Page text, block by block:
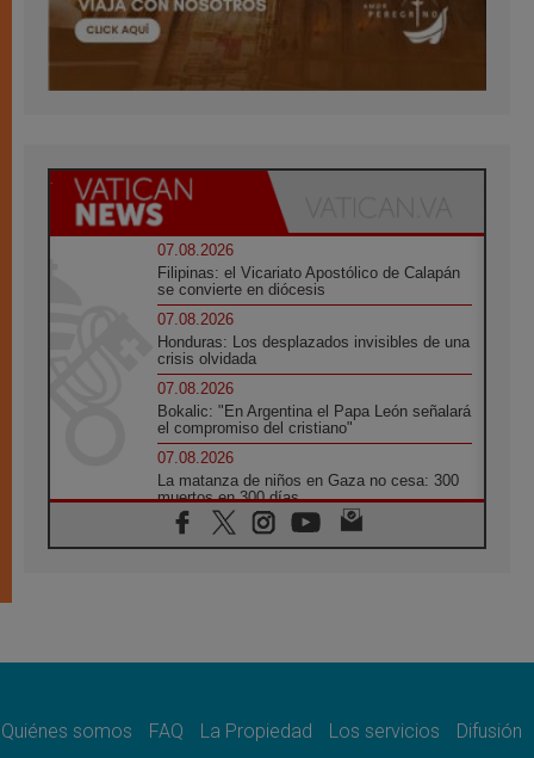
07.08.2026
Filipinas: el Vicariato Apostólico de Calapán
se convierte en diócesis
07.08.2026
Honduras: Los desplazados invisibles de una
crisis olvidada
07.08.2026
Bokalic: "En Argentina el Papa León señalará
el compromiso del cristiano"
07.08.2026
La matanza de niños en Gaza no cesa: 300
muertos en 300 días
07.08.2026
Tagle: La guerra desfigura el mundo, solo la
como misión al servicio del Evangelio
Quiénes somos FAQ La Propiedad Los servicios Difusión